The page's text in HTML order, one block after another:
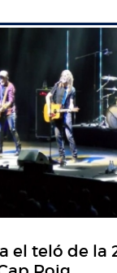
el teló de la